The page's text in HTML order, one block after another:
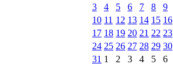
3
4 5 6 7 8
9
10 11 12 13 14 15 16
17 18 19 20 21 22 23
24 25 26 27 28 29 30
31 1 2 3 4 5 6